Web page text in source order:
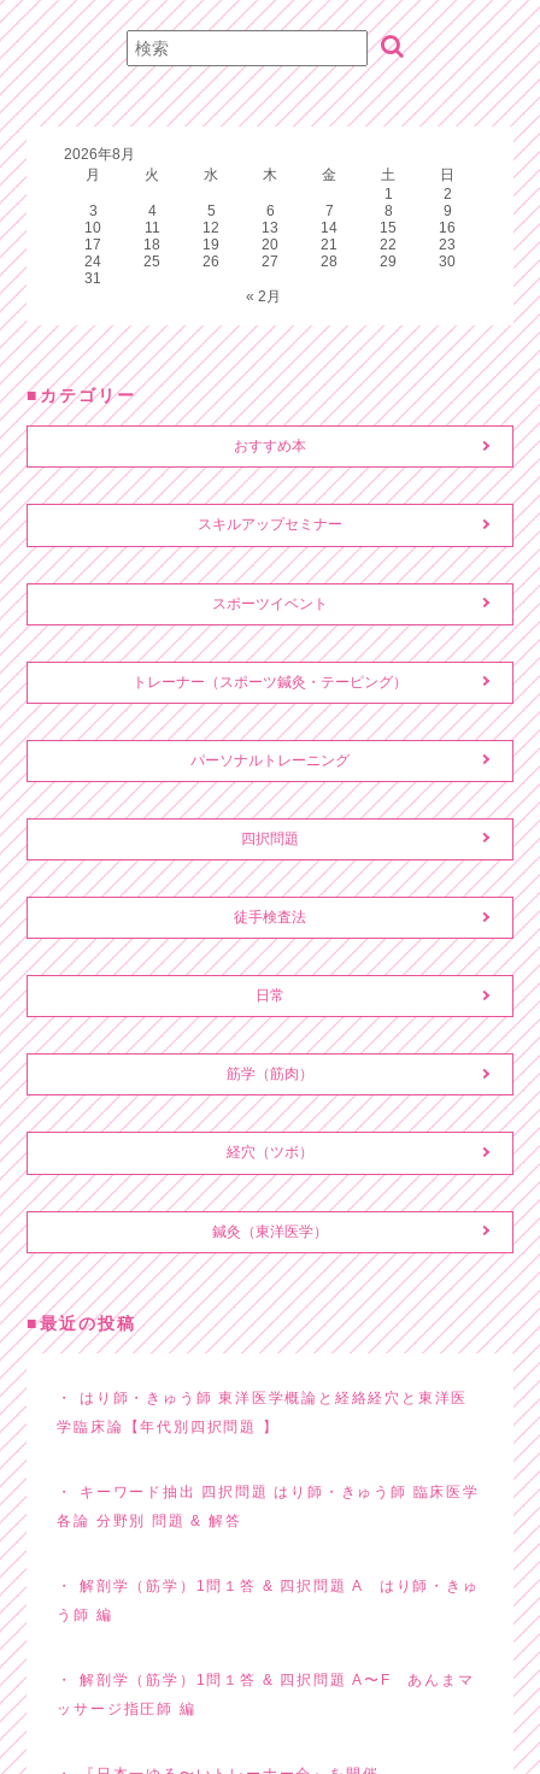
2026年8月
月
火 水 木 金 土
日
1
2
3
4 5 6 7 8
9
10
11 12 13 14 15
16
17
18 19 20 21 22
23
24
25 26 27 28 29
30
31
« 2月
カテゴリー
おすすめ本
スキルアップセミナー
スポーツイベント
トレーナー（スポーツ鍼灸・テーピング）
パーソナルトレーニング
四択問題
徒手検査法
日常
筋学（筋肉）
経穴（ツボ）
鍼灸（東洋医学）
最近の投稿
はり師・きゅう師 東洋医学概論と経絡経穴と東洋医
学臨床論【年代別四択問題 】
キーワード抽出 四択問題 はり師・きゅう師 臨床医学
各論 分野別 問題 & 解答
解剖学（筋学）1問１答 & 四択問題 A はり師・きゅ
う師 編
解剖学（筋学）1問１答 & 四択問題 A〜F あんまマ
ッサージ指圧師 編